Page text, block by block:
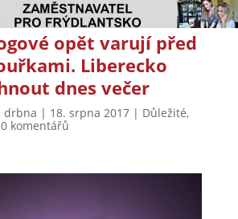
opět varují před
Liberecko
dnes večer
drbna | 18. srpna 2017| Důležité,
0 komentářů